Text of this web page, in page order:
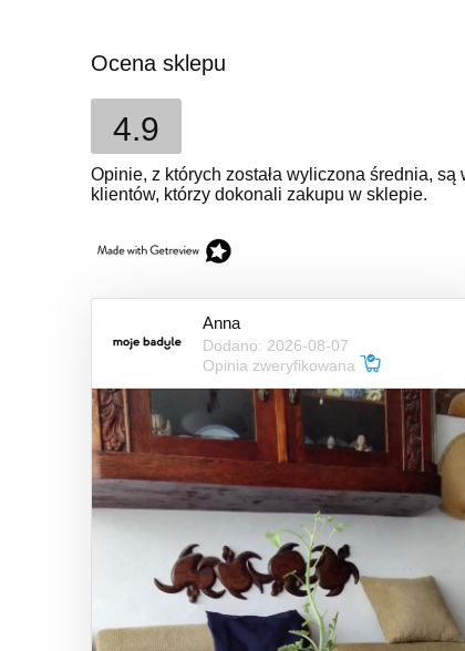
Ocena sklepu
4.9
Opinie, z których została wyliczona średnia,
klientów, którzy dokonali zakupu w sklepie.
Anna
Dodano: 2026-08-07
Opinia zweryfikowana